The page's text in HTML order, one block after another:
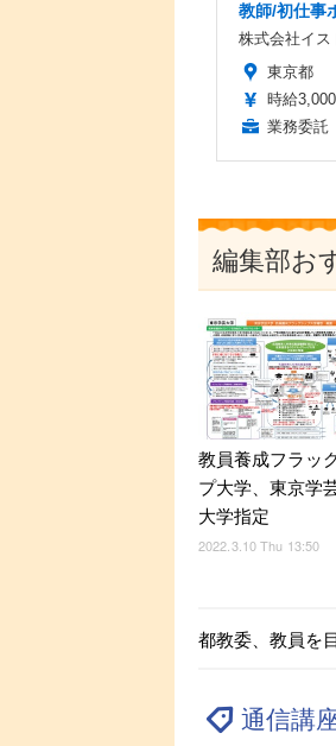
教師/初仕事
株式会社イス
東京都
時給
業務委託
編集部お
教員養成フラッ
プ大学、東京学
大学指定
2022.3.10 Thu 13:50
都教委、教員を
通信講